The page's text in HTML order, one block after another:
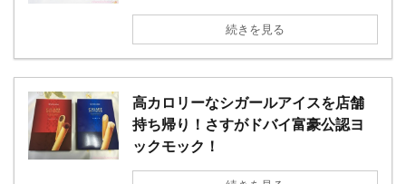
続きを見る
高カロリーなシガールアイスを店舗
持ち帰り！さすがドバイ富豪公認ヨ
ックモック！